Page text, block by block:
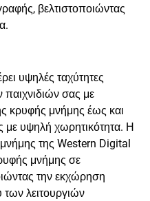
βελτιστοποιώντας
υψηλές ταχύτητες
σας με
κρυφής μνήμης έως και
με υψηλή χωρητικότητα. Η
της Western Digital
μνήμης σε
την εκχώρηση
λειτουργιών